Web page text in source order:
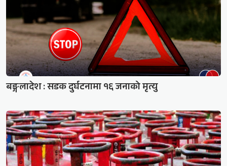
बङ्गलादेश : सडक दुर्घटनामा १६ जनाको मृत्यु